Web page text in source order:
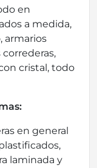
en
a medida,
armarios
cristal, todo
en general
laminada y